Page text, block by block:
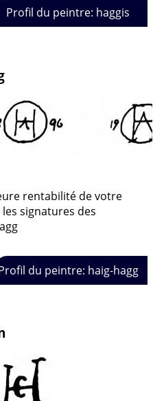
Profil du peintre: haggis
rentabilité de votre
signatures des
du peintre: haig-hagg